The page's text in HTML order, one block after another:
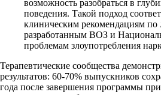
возможность разобраться в
поведения. Такой подход
клиническим рекомендациям по
разработанным ВОЗ и
проблемам злоупотребления
Терапевтические сообщества
результатов: 60-70% выпускников
года после завершения программы